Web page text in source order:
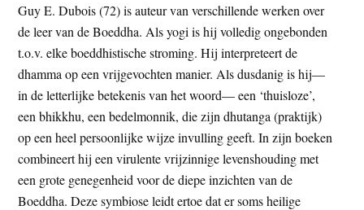
Guy E. Dubois (72) is auteur van verschillende werken over
de leer van de Boeddha. Als yogi is hij volledig ongebonden
t.o.v. elke boeddhistische stroming. Hij interpreteert de
dhamma op een vrijgevochten manier. Als dusdanig is hij—
in de letterlijke betekenis van het woord— een ‘thuisloze’,
een bhikkhu, een bedelmonnik, die zijn dhutanga (praktijk)
op een heel persoonlijke wijze invulling geeft. In zijn boeken
combineert hij een virulente vrijzinnige levenshouding met
een grote genegenheid voor de diepe inzichten van de
Boeddha. Deze symbiose leidt ertoe dat er soms heilige